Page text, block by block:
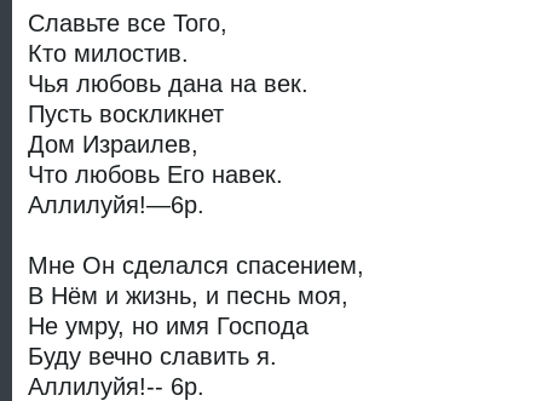
Славьте все Того,
Кто милостив.
Чья любовь дана на век.
Пусть воскликнет
Дом Израилев,
Что любовь Его навек.
Аллилуйя!—6р.
Мне Он сделался спасением,
В Нём и жизнь, и песнь моя,
Не умру, но имя Господа
Буду вечно славить я.
Аллилуйя!-- 6р.